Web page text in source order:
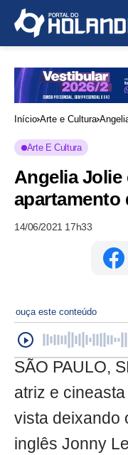
Início Arte e Cultura
Arte E Cultura
Angelia Jolie
apartamento
14/06/2021 17h33
ouça este conteúdo
SÃO PAULO,
atriz e
vista deixando
inglês Jonny